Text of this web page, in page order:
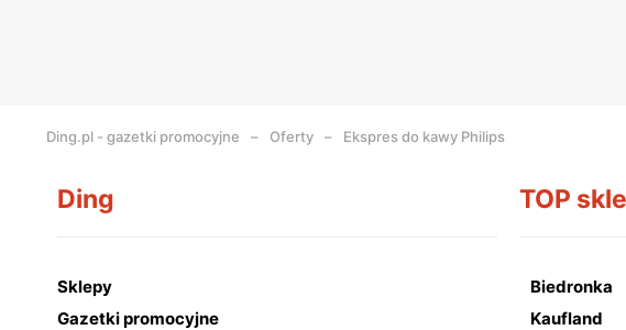
Ding.pl - gazetki promocyjne Oferty Ekspres do kawy Philips
Ding
Sklepy
Gazetki promocyjne
TOP
Biedronka
Kaufland